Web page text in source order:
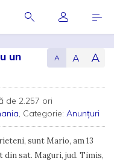
un
A A A
de 2.257 ori
, Categorie: Anunțuri
sunt Mario, am 13
din sat. Maguri, jud. Timis,